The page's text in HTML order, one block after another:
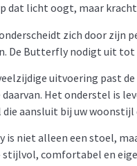
dat licht oogt, maar
zich door zijn
De Butterfly nodigt uit
uitvoering past
Het onderstel is
die aansluit bij uw woonstijl
is niet alleen een stoel,
comfortabel en